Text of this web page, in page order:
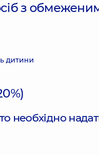
з
дитини
необхідно